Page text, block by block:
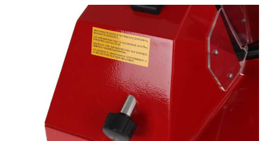
Wein- und Obstpressen
Wein- und Ölschichtenfilter
Weitere Produkte
Wiesenwalzen für Traktor
Wippsägen
Wurstfüller
Zerstäuber
Lampacrescia - MGM
Landxcape
LAR Casalinghi
Linea VZ
Lisam
Lotusgrill